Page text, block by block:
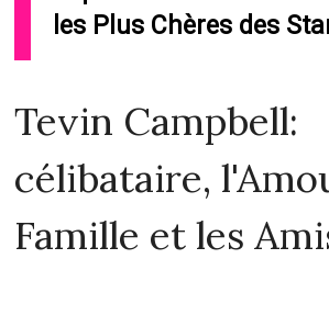
les Plus Chères des
Tevin Campbell:
célibataire,
Famille et les